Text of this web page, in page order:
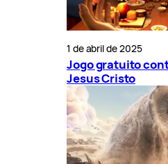
1 de abril de 2025
Jogo gratuito
Jesus Cristo